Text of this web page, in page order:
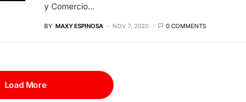
y Comercio…
BY MAXY ESPINOSA NOV 7, 2020 0 COMMENTS
Load More